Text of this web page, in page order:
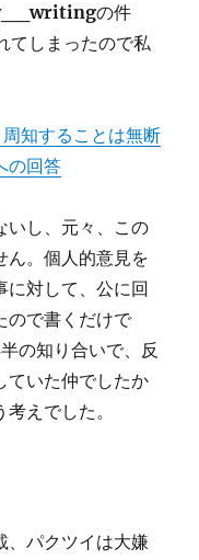
の件
しまったので私
知することは無断
の回答
いし、元々、この
ん。個人的意見を
に対して、公に回
ので書くだけで
の知り合いで、反
ていた仲でしたか
えでした。
、パクツイは大嫌